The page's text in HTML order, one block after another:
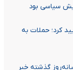
سیاسی بود
کرد؛ حملات به
طی شبانه‌روز گذشته خبر